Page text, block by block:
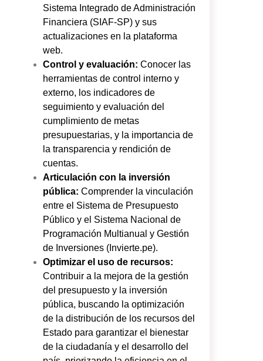
Sistema Integrado de Administración
Financiera (SIAF-SP) y sus
actualizaciones en la plataforma
web.
Control y evaluación: Conocer las
herramientas de control interno y
externo, los indicadores de
seguimiento y evaluación del
cumplimiento de metas
presupuestarias, y la importancia de
la transparencia y rendición de
cuentas.
Articulación con la inversión
pública: Comprender la vinculación
entre el Sistema de Presupuesto
Público y el Sistema Nacional de
Programación Multianual y Gestión
de Inversiones (Invierte.pe).
Optimizar el uso de recursos:
Contribuir a la mejora de la gestión
del presupuesto y la inversión
pública, buscando la optimización
de la distribución de los recursos del
Estado para garantizar el bienestar
de la ciudadanía y el desarrollo del